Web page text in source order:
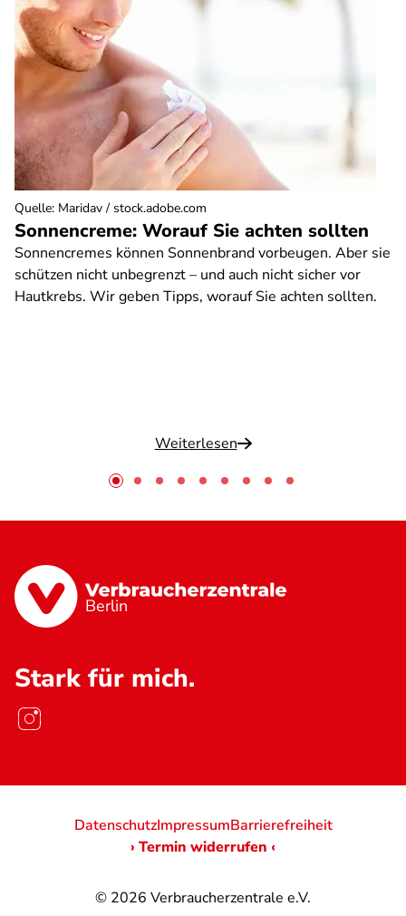
Sonnencreme: Worauf Sie achten sollten
Sonnencremes können Sonnenbrand vorbeugen. Aber sie
schützen nicht unbegrenzt – und auch nicht sicher vor
Hautkrebs. Wir geben Tipps, worauf Sie achten sollten.
Weiterlesen
Quelle: Maridav / stock.adobe.com
Berlin
Stark für mich.
© 2026 Verbraucherzentrale e.V.
DatenschutzImpressumBarrierefreiheit
› Termin widerrufen ‹